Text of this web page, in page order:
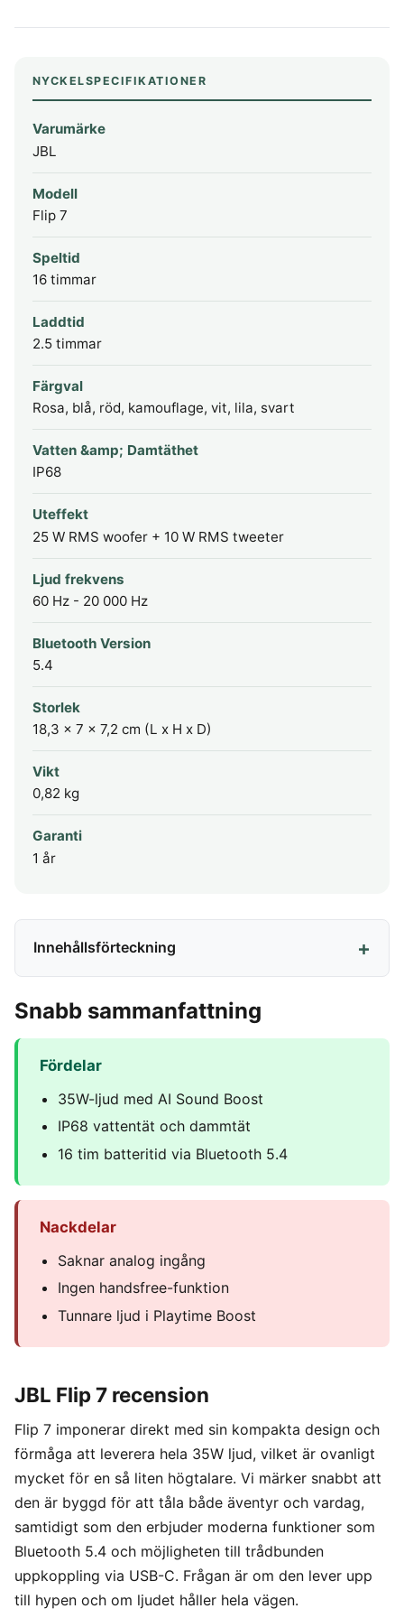
NYCKELSPECIFIKATIONER
Varumärke
JBL
Modell
Flip 7
Speltid
16 timmar
Laddtid
2.5 timmar
Färgval
Rosa, blå, röd, kamouflage, vit, lila, svart
Vatten &amp; Damtäthet
IP68
Uteffekt
25 W RMS woofer + 10 W RMS tweeter
Ljud frekvens
60 Hz - 20 000 Hz
Bluetooth Version
5.4
Storlek
18,3 x 7 x 7,2 cm (L x H x D)
Vikt
0,82 kg
Garanti
1 år
Innehållsförteckning
Snabb sammanfattning
Fördelar
35W-ljud med AI Sound Boost
IP68 vattentät och dammtät
16 tim batteritid via Bluetooth 5.4
Nackdelar
Saknar analog ingång
Ingen handsfree-funktion
Tunnare ljud i Playtime Boost
JBL Flip 7 recension
Flip 7 imponerar direkt med sin kompakta design och
förmåga att leverera hela 35W ljud, vilket är ovanligt
mycket för en så liten högtalare. Vi märker snabbt att
den är byggd för att tåla både äventyr och vardag,
samtidigt som den erbjuder moderna funktioner som
Bluetooth 5.4 och möjligheten till trådbunden
uppkoppling via USB-C. Frågan är om den lever upp
till hypen och om ljudet håller hela vägen.